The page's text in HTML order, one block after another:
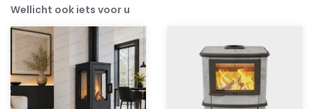
Wellicht ook iets voor u